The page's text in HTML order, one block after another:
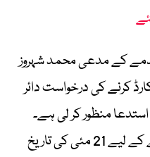
کے مدعی محمد شہروز
کے تحت ریکارڈ کرنے کی درخواست دائر
منظور کر لی ہے۔
مدعی مقدمہ کا بیان ریکارڈ کرنے کے لیے 21 مئی کی تاریخ